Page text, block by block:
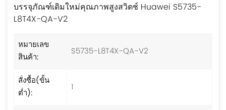
บรรจุภัณฑ์เดิมใหม่คุณภาพสูงสวิตช์ Huawei S5735-
L8T4X-QA-V2
หมายเลข
สินค้า:
S5735-L8T4X-QA-V2
สั่งซื้อ(ขั้น
ต่ำ):
1